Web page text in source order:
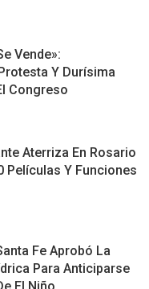
Vende»:
Y Durísima
Congreso
Aterriza En Rosario
Películas Y Funciones
Fe Aprobó La
Para Anticiparse